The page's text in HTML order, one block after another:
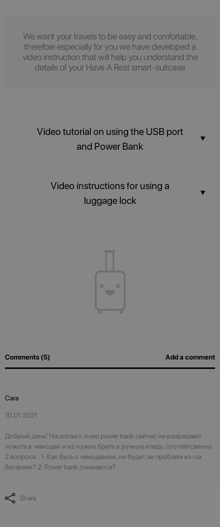
We want your travels to be easy and comfortable,
therefore especially for you we have developed a
video instruction that will help you understand the
details of your Have A Rest smart-suitcase
Video tutorial on using the USB port
and Power Bank
Video instructions for using a
luggage lock
Comments (5) Add a comment
Cara
10.01.2021
Добрый день! Насколько знаю power bank сейчас не разрешают
ложить в чемодан и из нужно брать в ручную кладь, соответсвенно
2 вопроса : 1. Как быть с чемоданом, не будет ли проблем из-за
батареек? 2. Power bank снимается?
Share